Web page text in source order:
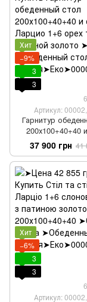
Хит
−9%
3
3
6
Артикул:
Гарнитур
200х100+40+40
Ларцио 1+6 орех
патиной
37 900 грн 41
Хит
−6%
3
3
6
Артикул: